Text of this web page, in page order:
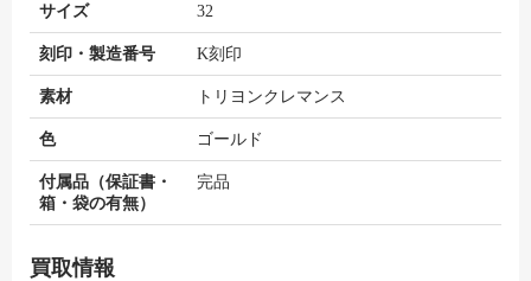
サイズ 32
刻印・製造番号 K刻印
素材 トリヨンクレマンス
色 ゴールド
付属品（保証書・
箱・袋の有無）
完品
買取情報